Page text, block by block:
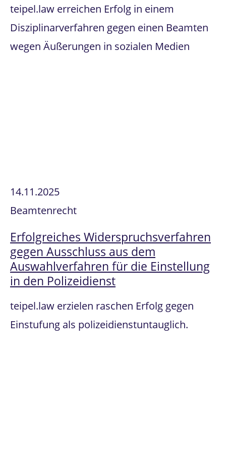
teipel.law erreichen Erfolg in einem
Disziplinarverfahren gegen einen Beamten
wegen Äußerungen in sozialen Medien
14.11.2025
Beamtenrecht
Erfolgreiches Widerspruchsverfahren
gegen Ausschluss aus dem
Auswahlverfahren für die Einstellung
in den Polizeidienst
teipel.law erzielen raschen Erfolg gegen
Einstufung als polizeidienstuntauglich.